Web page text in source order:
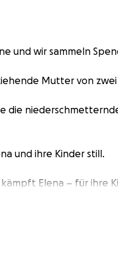
und wir sammeln
Mutter von
die
und ihre Kinder still.
Elena – für ihre
Kinder bringen sie an